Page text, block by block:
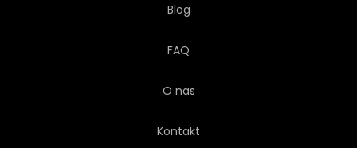
Blog
FAQ
O nas
Kontakt